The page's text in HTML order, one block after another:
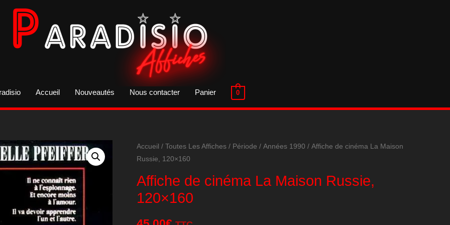
Accueil Nouveautés Nous contacter Panier 0
Accueil / Toutes Les Affiches / Période / Années 1990 / Affiche de cinéma La Maison
Russie, 120×160
Affiche de cinéma La Maison Russie,
120×160